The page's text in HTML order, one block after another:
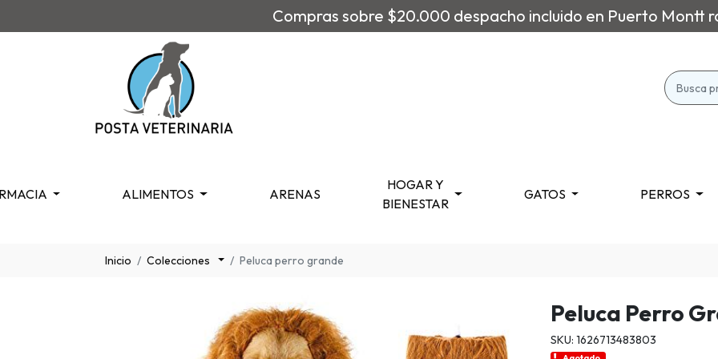
Compras sobre $20.000 despacho incluido en Puerto Montt
ALIMENTOS ARENAS
HOGAR Y
BIENESTAR
GATOS PERROS
Inicio Colecciones Peluca perro grande
Peluca Perro
SKU: 1626713483803